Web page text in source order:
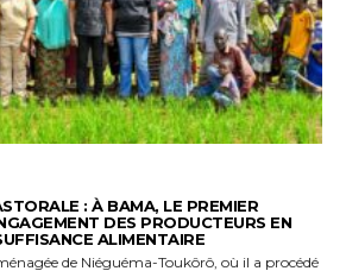
: À BAMA, LE PREMIER
DES PRODUCTEURS EN
ALIMENTAIRE
de Niéguéma-Toukôrô, où il a procédé